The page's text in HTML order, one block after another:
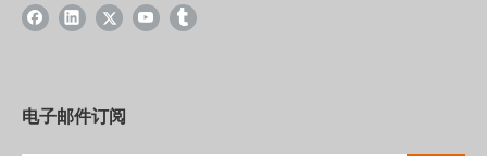
电子邮件订阅